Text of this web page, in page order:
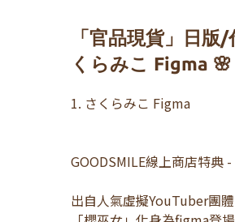
「官品現貨」日
くらみこ Figma
1. さくらみこ Figma
GOODSMILE線上商店特典
出自人氣虛擬YouTuber團